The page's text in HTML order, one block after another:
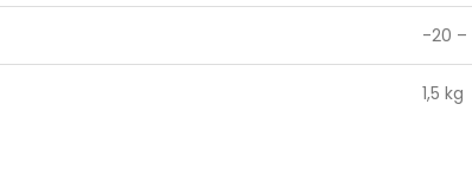
-20 –
1,5 kg